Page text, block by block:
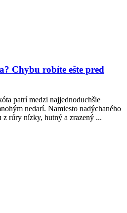
Chybu robíte ešte pred
patrí medzi najjednoduchšie
nedarí. Namiesto nadýchaného
rúry nízky, hutný a zrazený ...